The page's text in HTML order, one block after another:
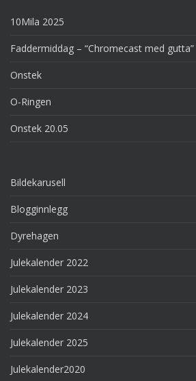
10Mila 2025
Faddermiddag – “Chromecast med gutta”
Onstek
O-Ringen
Onstek 20.05
Bildekarusell
Blogginnlegg
Dyrehagen
Julekalender 2022
Julekalender 2023
Julekalender 2024
Julekalender 2025
Julekalender2020